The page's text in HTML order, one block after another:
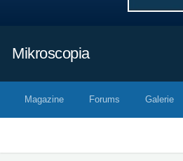
Mikroscopia
Magazine Forums Galerie